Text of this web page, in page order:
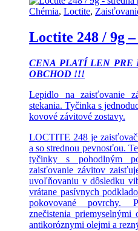
Chémia, Loctite,
Loctite 248 / 9g
CENA PLATÍ LEN PRE
OBCHOD !!!
Lepidlo na zaisťovanie
stekania. Tyčinka s
kovové závitové zostavy.
LOCTITE 248 je
a so strednou pevnosťou.
tyčinky s pohodlným
zaisťovanie závitov
uvoľňovaniu v dôsledku
vrátane pasívnych
pokovované povrchy.
znečistenia
antikoróznymi olejmi a